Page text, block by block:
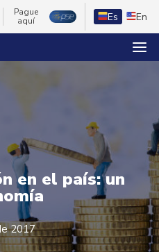
Pague
aquí
Es En
en el país: un
2017